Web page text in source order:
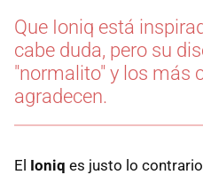
Que Ioniq está
cabe duda, pero su
"normalito" y los más
agradecen.
El Ioniq es justo lo